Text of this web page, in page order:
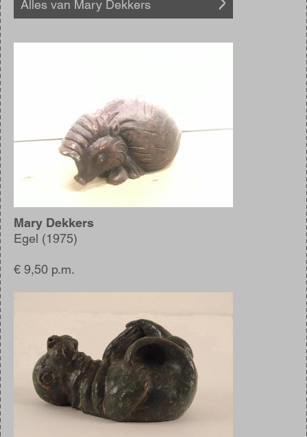
Alles van Mary Dekkers
Mary Dekkers
Egel (1975)
€ 9,50 p.m.